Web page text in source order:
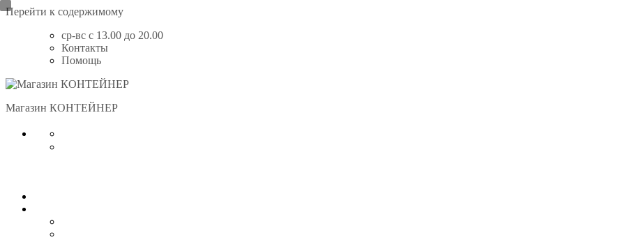
Перейти к содержимому
ср-вс с 13.00 до 20.00
Контакты
Помощь
Магазин КОНТЕЙНЕР